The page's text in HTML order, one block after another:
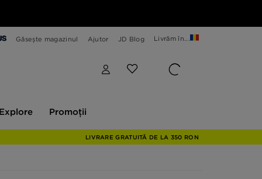
Găsește magazinul Ajutor JD Blog Livrăm în...
Promoții
LIVRARE GRATUITĂ DE LA 350 RON